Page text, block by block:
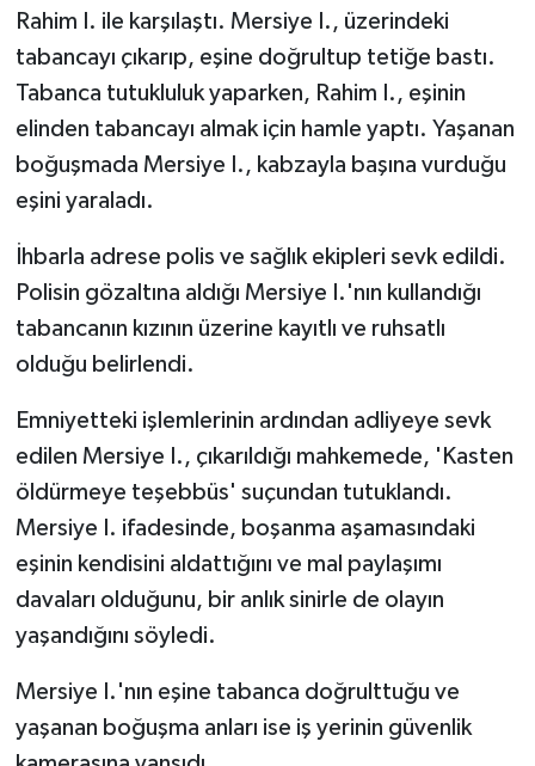
Rahim I. ile karşılaştı. Mersiye I., üzerindeki
tabancayı çıkarıp, eşine doğrultup tetiğe bastı.
Tabanca tutukluluk yaparken, Rahim I., eşinin
elinden tabancayı almak için hamle yaptı. Yaşanan
boğuşmada Mersiye I., kabzayla başına vurduğu
eşini yaraladı.
İhbarla adrese polis ve sağlık ekipleri sevk edildi.
Polisin gözaltına aldığı Mersiye I.'nın kullandığı
tabancanın kızının üzerine kayıtlı ve ruhsatlı
olduğu belirlendi.
Emniyetteki işlemlerinin ardından adliyeye sevk
edilen Mersiye I., çıkarıldığı mahkemede, 'Kasten
öldürmeye teşebbüs' suçundan tutuklandı.
Mersiye I. ifadesinde, boşanma aşamasındaki
eşinin kendisini aldattığını ve mal paylaşımı
davaları olduğunu, bir anlık sinirle de olayın
yaşandığını söyledi.
Mersiye I.'nın eşine tabanca doğrulttuğu ve
yaşanan boğuşma anları ise iş yerinin güvenlik